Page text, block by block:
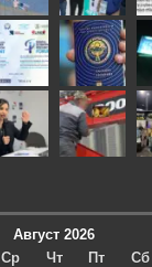
Август 2026
Ср Чт Пт Сб